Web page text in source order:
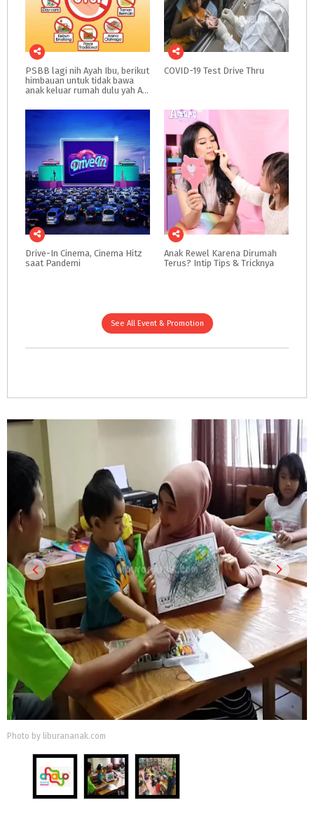
PSBB lagi nih Ayah Ibu, berikut
himbauan untuk tidak bawa
anak keluar rumah dulu yah Ayah Ibu
COVID-19 Test Drive Thru
Drive-In Cinema, Cinema Hitz
saat Pandemi
Anak Rewel Karena Dirumah
Terus? Intip Tips & Tricknya
See All Event & Promotion
Photo by liburananak.com